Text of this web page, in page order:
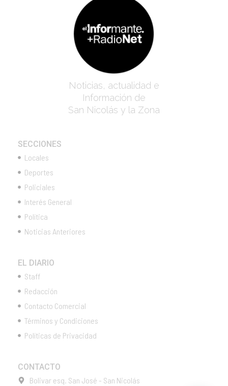
Noticias, actualidad e
Información de
San Nicolás y la Zona
SECCIONES
Locales
Deportes
Policiales
Interés General
Política
Noticias Anteriores
EL DIARIO
Staff
Redacción
Contacto Comercial
Términos y Condiciones
Políticas de Privacidad
CONTACTO
Bolivar esq. San José - San Nicolás